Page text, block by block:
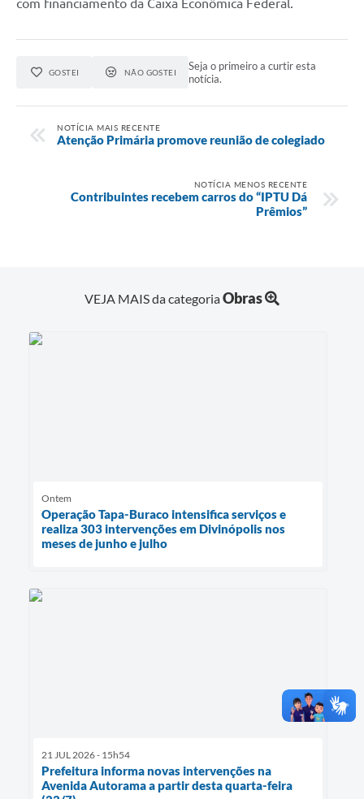
com financiamento da Caixa Econômica Federal.
GOSTEI NÃO GOSTEI
Seja o primeiro a curtir esta
notícia.
NOTÍCIA MAIS RECENTE
Atenção Primária promove reunião de colegiado
NOTÍCIA MENOS RECENTE
Contribuintes recebem carros do “IPTU Dá
Prêmios”
VEJA MAIS da categoriaObras
Ontem
Operação Tapa-Buraco intensifica serviços e
realiza 303 intervenções em Divinópolis nos
meses de junho e julho
21 JUL 2026 - 15h54
Prefeitura informa novas intervenções na
Avenida Autorama a partir desta quarta-feira